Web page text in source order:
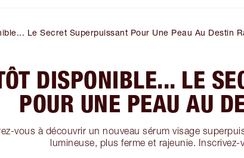
Le Secret Superpuissant Pour Une Peau Au Destin
DISPONIBLE... LE
POUR UNE PEAU AU
vous à découvrir un nouveau sérum visage
lumineuse, plus ferme et rajeunie.